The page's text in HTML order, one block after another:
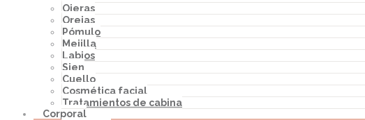
Ojeras
Orejas
Pómulo
Mejilla
Labios
Sien
Cuello
Cosmética facial
Tratamientos de cabina
Corporal